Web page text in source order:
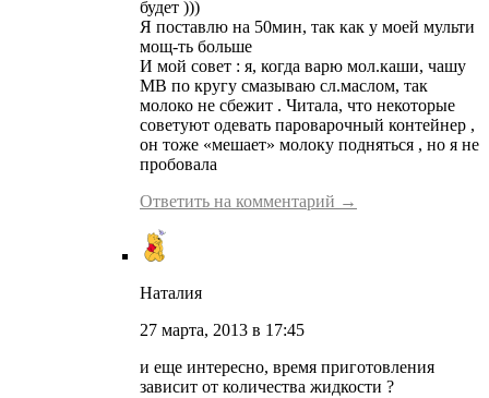
будет )))
Я поставлю на 50мин, так как у моей мульти
мощ-ть больше
И мой совет : я, когда варю мол.каши, чашу
МВ по кругу смазываю сл.маслом, так
молоко не сбежит . Читала, что некоторые
советуют одевать пароварочный контейнер ,
он тоже «мешает» молоку подняться , но я не
пробовала
Ответить на комментарий →
Наталия
27 марта, 2013 в 17:45
и еще интересно, время приготовления
зависит от количества жидкости ?